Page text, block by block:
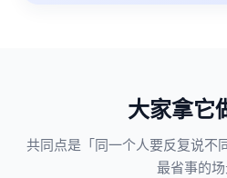
大家拿它
共同点是「同一个人要反复说
最省事的场